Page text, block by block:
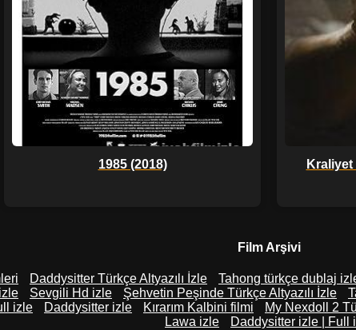
1985 (2018)
Film Arşivi
Daddysitter Türkçe Altyazılı İzle Tahong türkçe dublaj
Sevgili Hd izle Şehvetin Peşinde Türkçe Altyazılı İzle
izle Daddysitter izle Kırarım Kalbini filmi My Nexdoll 2
Lawa izle
Daddysitter izle | Full